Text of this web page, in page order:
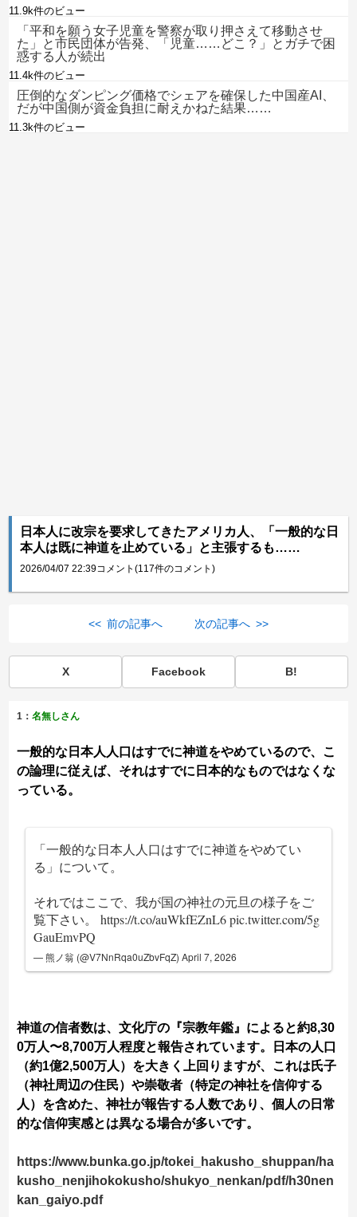
11.9k件のビュー
「平和を願う女子児童を警察が取り押さえて移動させ
た」と市民団体が告発、「児童……どこ？」とガチで困
惑する人が続出
11.4k件のビュー
圧倒的なダンピング価格でシェアを確保した中国産AI、
だが中国側が資金負担に耐えかねた結果……
11.3k件のビュー
日本人に改宗を要求してきたアメリカ人、「一般的な日
本人は既に神道を止めている」と主張するも……
2026/04/07 22:39コメント(117件のコメント)
<< 前の記事へ 次の記事へ >>
X Facebook B!
1：名無しさん
一般的な日本人人口はすでに神道をやめているので、こ
の論理に従えば、それはすでに日本的なものではなくな
っている。
「一般的な日本人人口はすでに神道をやめてい
る」について。
それではここで、我が国の神社の元旦の様子をご
覧下さい。https://t.co/auWkfEZnL6 pic.twitter.com/5g
GauEmvPQ
— 熊ノ翁 (@V7NnRqa0uZbvFqZ)April 7, 2026
神道の信者数は、文化庁の『宗教年鑑』によると約8,30
0万人〜8,700万人程度と報告されています。日本の人口
（約1億2,500万人）を大きく上回りますが、これは氏子
（神社周辺の住民）や崇敬者（特定の神社を信仰する
人）を含めた、神社が報告する人数であり、個人の日常
的な信仰実感とは異なる場合が多いです。
https://www.bunka.go.jp/tokei_hakusho_shuppan/ha
kusho_nenjihokokusho/shukyo_nenkan/pdf/h30nen
kan_gaiyo.pdf